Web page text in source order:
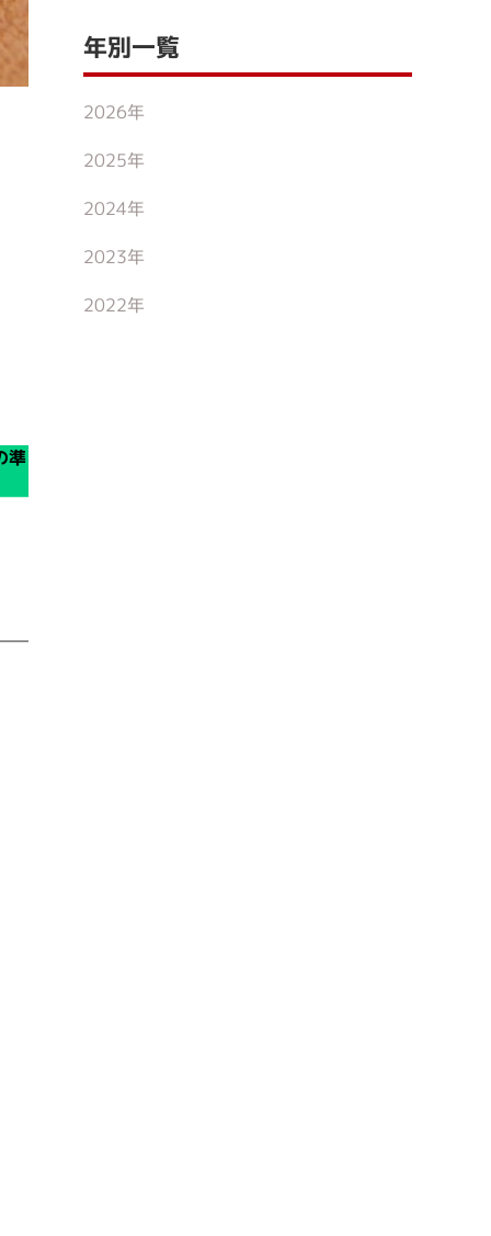
準
年別一覧
2026年
2025年
2024年
2023年
2022年